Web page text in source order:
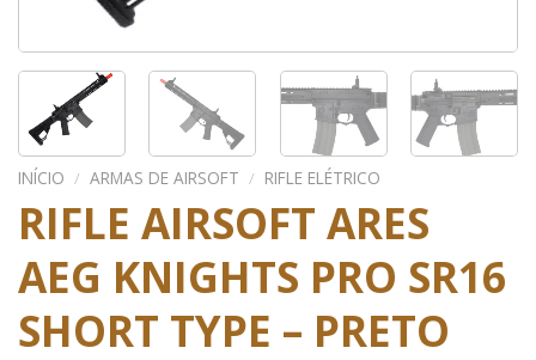
INÍCIO / ARMAS DE AIRSOFT / RIFLE ELÉTRICO
RIFLE AIRSOFT ARES
AEG KNIGHTS PRO SR16
SHORT TYPE – PRETO